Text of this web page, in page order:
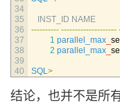
34
35
36
37
38
39
40
INST_ID
---------- --------------------
1 parallel_max
2 parallel_max
SQL>
结论，也并不是所